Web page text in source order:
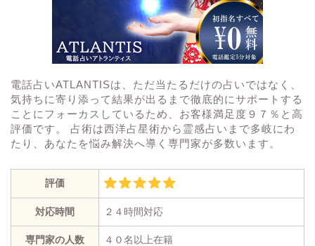
電話占いATLANTISは、ただ当たるだけの占いではなく、
気持ちに寄り添って結果が出るまで徹底的にサポートする
ことにフォーカスしているため、お客様満足度９７％と高
評価です。 占術は西洋占星術から霊感占いまで多岐にわ
たり、あなたを悩み解決へ導く専門家が多数います。
評価
対応時間 ２４時間対応
専門家の人数 ４０名以上在籍